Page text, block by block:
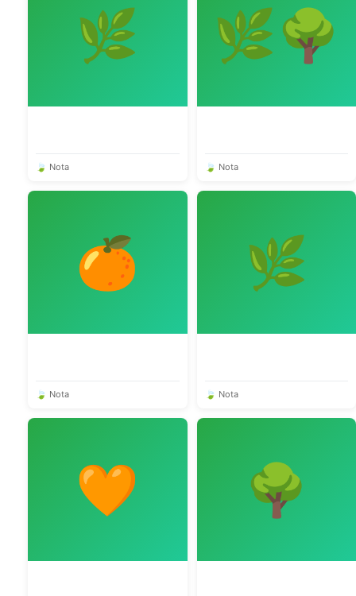
🌿
🍃 Nota
🌿🌳
🍃 Nota
🍊
🍃 Nota
🌿
🍃 Nota
🧡 🌳